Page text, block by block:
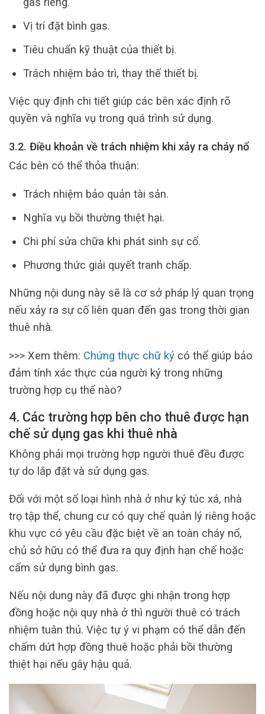
Vị trí đặt bình gas.
Tiêu chuẩn kỹ thuật của thiết bị.
Trách nhiệm bảo trì, thay thế thiết bị.
Việc quy định chi tiết giúp các bên xác định rõ
quyền và nghĩa vụ trong quá trình sử dụng.
3.2. Điều khoản về trách nhiệm khi xảy ra cháy nổ
Các bên có thể thỏa thuận:
Trách nhiệm bảo quản tài sản.
Nghĩa vụ bồi thường thiệt hại.
Chi phí sửa chữa khi phát sinh sự cố.
Phương thức giải quyết tranh chấp.
Những nội dung này sẽ là cơ sở pháp lý quan trọng
nếu xảy ra sự cố liên quan đến gas trong thời gian
thuê nhà.
>>> Xem thêm: Chứng thực chữ ký có thể giúp bảo
đảm tính xác thực của người ký trong những
trường hợp cụ thể nào?
4. Các trường hợp bên cho thuê được hạn
chế sử dụng gas khi thuê nhà
Không phải mọi trường hợp người thuê đều được
tự do lắp đặt và sử dụng gas.
Đối với một số loại hình nhà ở như ký túc xá, nhà
trọ tập thể, chung cư có quy chế quản lý riêng hoặc
khu vực có yêu cầu đặc biệt về an toàn cháy nổ,
chủ sở hữu có thể đưa ra quy định hạn chế hoặc
cấm sử dụng bình gas.
Nếu nội dung này đã được ghi nhận trong hợp
đồng hoặc nội quy nhà ở thì người thuê có trách
nhiệm tuân thủ. Việc tự ý vi phạm có thể dẫn đến
chấm dứt hợp đồng thuê hoặc phải bồi thường
thiệt hại nếu gây hậu quả.